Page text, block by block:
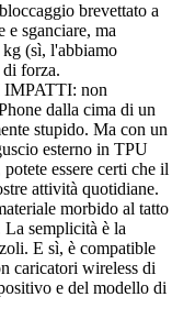
brevettato a
e sganciare, ma
kg (sì, l'abbiamo
di forza.
non
dalla cima di un
stupido. Ma con un
esterno in TPU
essere certi che il
attività quotidiane.
morbido al tatto
semplicità è la
E sì, è compatible
caricatori wireless di
e del modello di